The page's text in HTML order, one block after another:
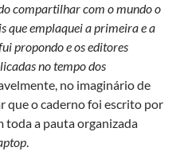
compartilhar com o mundo o
que emplaquei a primeira e a
propondo e os editores
no tempo dos
no imaginário de
que o caderno foi escrito por
toda a pauta organizada
.